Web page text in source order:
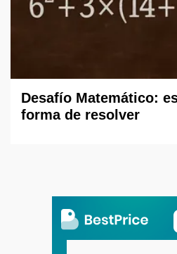
Desafío Matemático:
forma de resolver